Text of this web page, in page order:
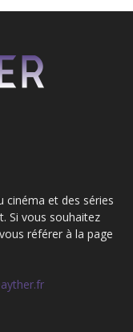
cinéma et des séries
Si vous souhaitez
référer à la page